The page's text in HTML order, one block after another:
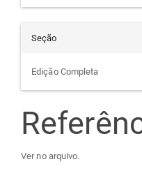
Seção
Edição Completa
Ver no arquivo.